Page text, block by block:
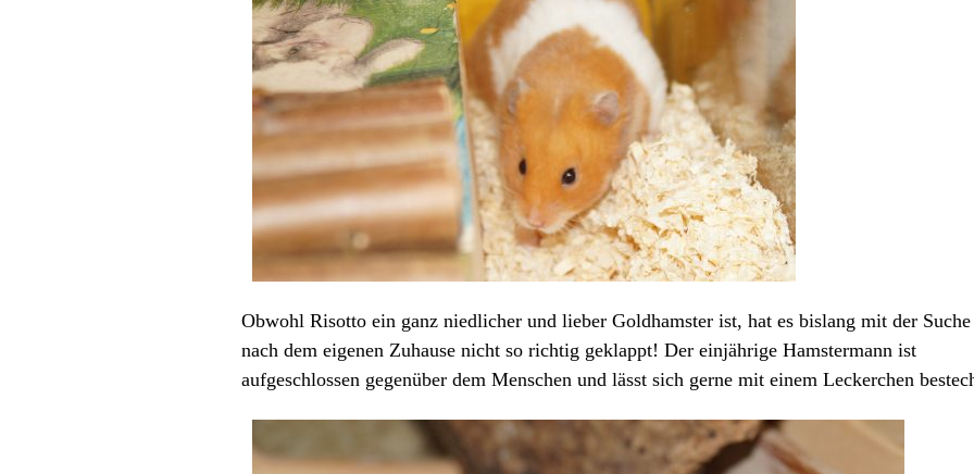
Obwohl Risotto ein ganz niedlicher und lieber Goldhamster ist, hat es bislang mit der Suche
nach dem eigenen Zuhause nicht so richtig geklappt! Der einjährige Hamstermann ist
aufgeschlossen gegenüber dem Menschen und lässt sich gerne mit einem Leckerchen